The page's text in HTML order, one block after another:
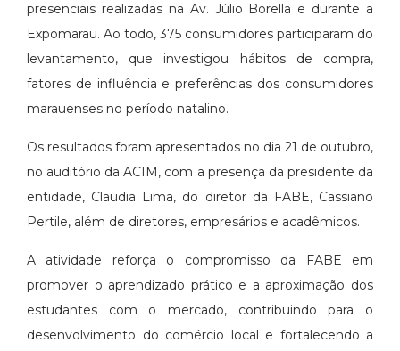
presenciais realizadas na Av. Júlio Borella e durante a
Expomarau. Ao todo, 375 consumidores participaram do
levantamento, que investigou hábitos de compra,
fatores de influência e preferências dos consumidores
marauenses no período natalino.
Os resultados foram apresentados no dia 21 de outubro,
no auditório da ACIM, com a presença da presidente da
entidade, Claudia Lima, do diretor da FABE, Cassiano
Pertile, além de diretores, empresários e acadêmicos.
A atividade reforça o compromisso da FABE em
promover o aprendizado prático e a aproximação dos
estudantes com o mercado, contribuindo para o
desenvolvimento do comércio local e fortalecendo a